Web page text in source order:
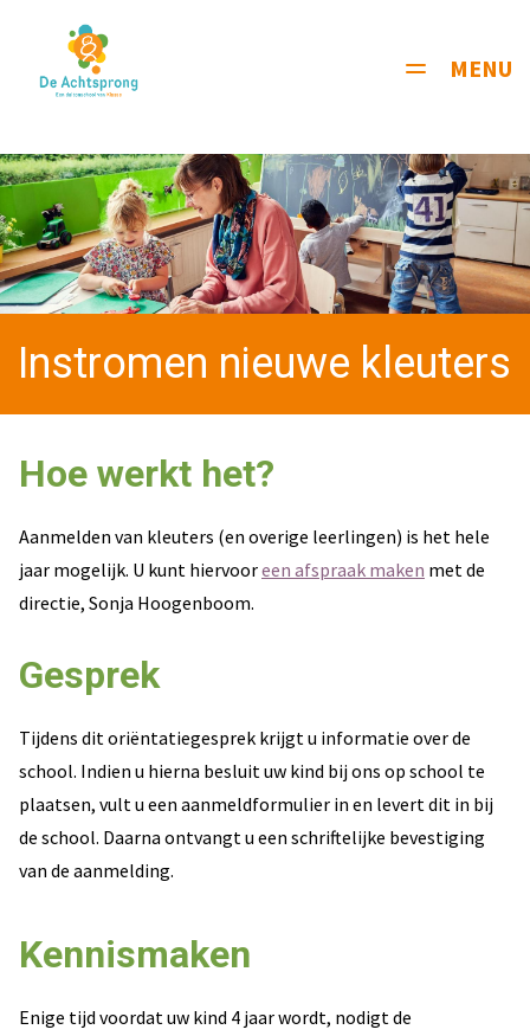
Toggle
MENU
Instromen nieuwe kleuters
Hoe werkt het?
Aanmelden van kleuters (en overige leerlingen) is het hele
jaar mogelijk. U kunt hiervooreen afspraak maken met de
directie, Sonja Hoogenboom.
Gesprek
Tijdens dit oriëntatiegesprek krijgt u informatie over de
school. Indien u hierna besluit uw kind bij ons op school te
plaatsen, vult u een aanmeldformulier in en levert dit in bij
de school. Daarna ontvangt u een schriftelijke bevestiging
van de aanmelding.
Kennismaken
Enige tijd voordat uw kind 4 jaar wordt, nodigt de